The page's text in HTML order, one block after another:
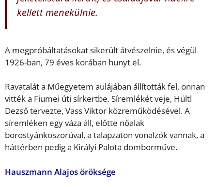
kellett menekülnie.
A megpróbáltatásokat sikerült átvészelnie, és végül
1926-ban, 79 éves korában hunyt el.
Ravatalát a Műegyetem aulájában állították fel, onnan
vitték a Fiumei úti sírkertbe. Síremlékét veje, Hültl
Dezső tervezte, Vass Viktor közreműködésével. A
síremléken egy váza áll, előtte nőalak
borostyánkoszorúval, a talapzaton vonalzók vannak, a
háttérben pedig a Királyi Palota domborműve.
Hauszmann Alajos öröksége